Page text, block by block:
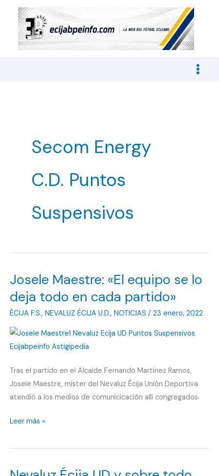
contenido
Secom Energy
C.D. Puntos
Suspensivos
Josele Maestre: «El equipo se lo
deja todo en cada partido»
ÉCIJA F.S., NEVALUZ ÉCIJA U.D., NOTICIAS / 23 enero, 2022
Tras el partido en el Alcalde Fernando Martínez Ramos,
Josele Maestre, míster del Nevaluz Écija Unión Deportiva
atendió a los medios de comunicicación allí congregados.
Josele
«El
se
Leer más »